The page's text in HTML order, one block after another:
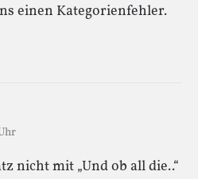
einen Kategorienfehler.
nicht mit „Und ob all die..“